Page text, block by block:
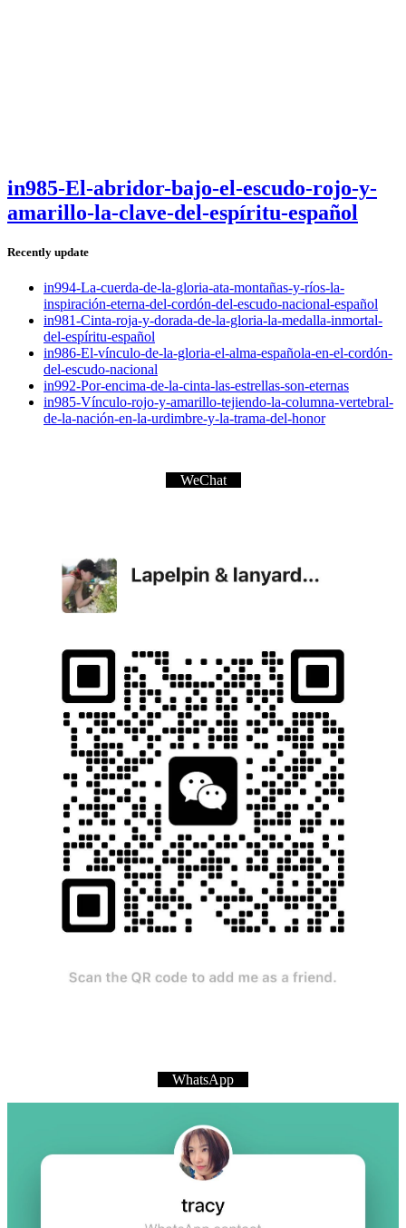
in985-El-abridor-bajo-el-escudo-rojo-y-
amarillo-la-clave-del-espíritu-español
Recently update
in994-La-cuerda-de-la-gloria-ata-montañas-y-ríos-la-
inspiración-eterna-del-cordón-del-escudo-nacional-español
in981-Cinta-roja-y-dorada-de-la-gloria-la-medalla-inmortal-
del-espíritu-español
in986-El-vínculo-de-la-gloria-el-alma-española-en-el-cordón-
del-escudo-nacional
in992-Por-encima-de-la-cinta-las-estrellas-son-eternas
in985-Vínculo-rojo-y-amarillo-tejiendo-la-columna-vertebral-
de-la-nación-en-la-urdimbre-y-la-trama-del-honor
WeChat
WhatsApp